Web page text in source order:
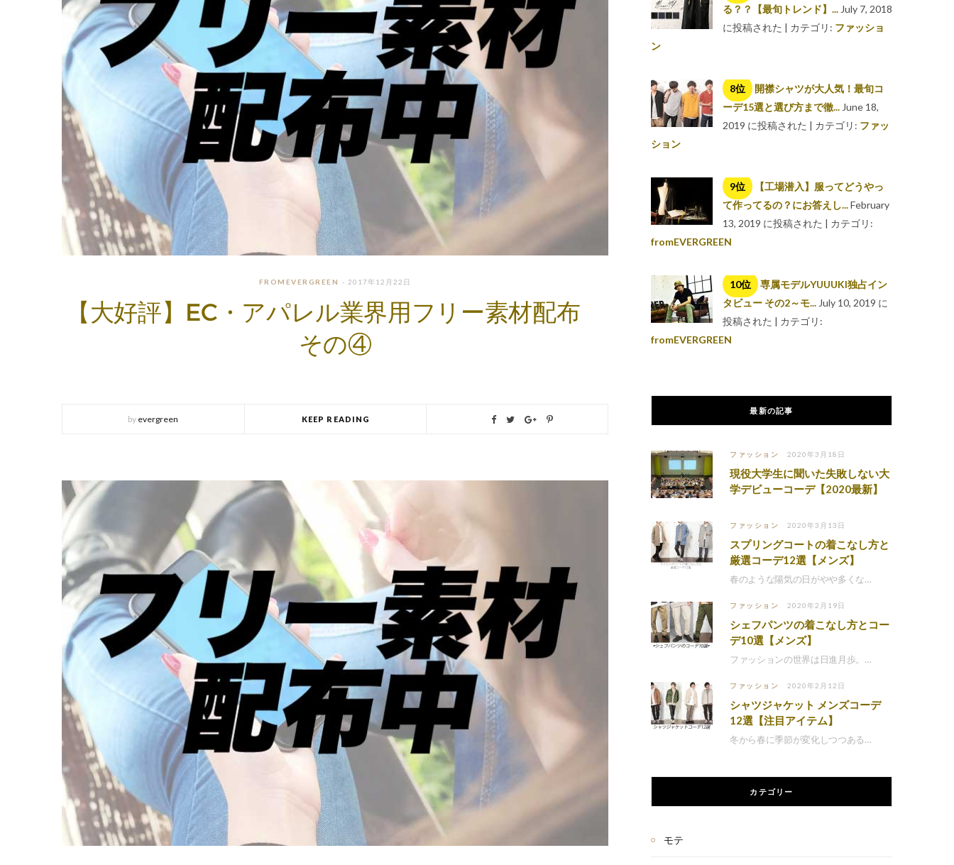
FROMEVERGREEN 2017年12月22日
【大好評】EC・アパレル業界用フリー素材配布
その④
by evergreen KEEP READING
る？？【最旬トレンド】... July 7, 2018
に投稿された | カテゴリ: ファッショ
ン
開襟シャツが大人気！最旬コ
ーデ15選と選び方まで徹... June 18,
2019 に投稿された | カテゴリ: ファッ
ション
【工場潜入】服ってどうやっ
て作ってるの？にお答えし...February
13, 2019 に投稿された | カテゴリ:
fromEVERGREEN
専属モデルYUUUKI独占イン
タビュー その2～モ... July 10, 2019 に
投稿された | カテゴリ:
fromEVERGREEN
最新の記事
ファッション 2020年3月18日
現役大学生に聞いた失敗しない大
学デビューコーデ【2020最新】
ファッション 2020年3月13日
スプリングコートの着こなし方と
厳選コーデ12選【メンズ】
春のような陽気の日がやや多くな…
ファッション 2020年2月19日
シェフパンツの着こなし方とコー
デ10選【メンズ】
ファッションの世界は日進月歩。…
ファッション 2020年2月12日
シャツジャケット メンズコーデ
12選【注目アイテム】
冬から春に季節が変化しつつある…
カテゴリー
モテ